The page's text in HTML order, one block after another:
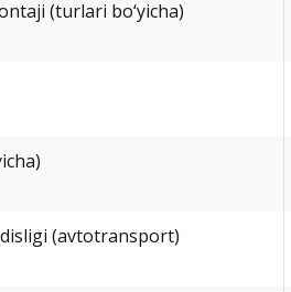
(turlari bo‘yicha)
(avtotransport)